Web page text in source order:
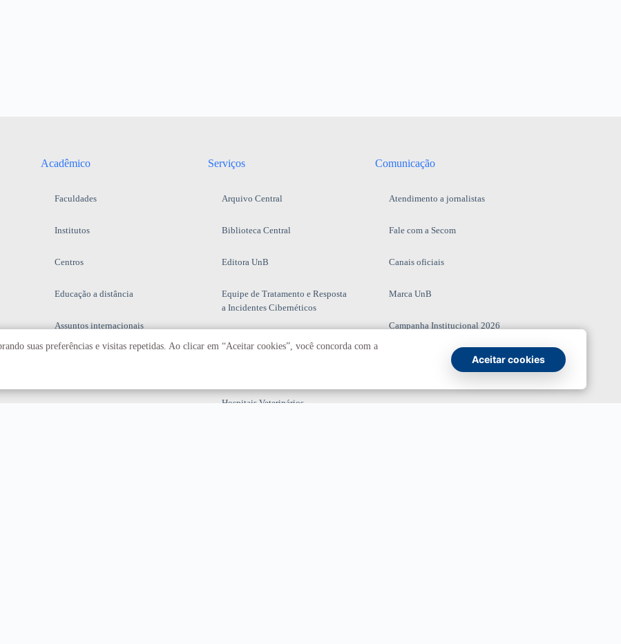
Acadêmico
Faculdades
Institutos
Centros
Educação a distância
Assuntos internacionais
Serviços
Arquivo Central
Biblioteca Central
Editora UnB
Equipe de Tratamento e Resposta
a Incidentes Cibernéticos
Hospitais Veterinários
Comunicação
Atendimento a jornalistas
Fale com a Secom
Canais oficiais
Marca UnB
Campanha Institucional 2026
suas preferências e visitas repetidas. Ao clicar em “Aceitar cookies”, você concorda com a
Aceitar cookies